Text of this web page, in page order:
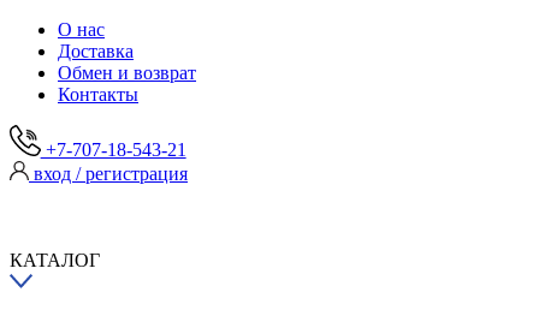
О нас
Доставка
Обмен и возврат
Контакты
+7-707-18-543-21
вход / регистрация
КАТАЛОГ